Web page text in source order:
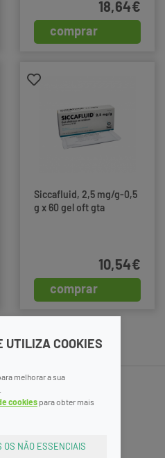
UTILIZA COOKIES
melhorar a sua
cookies para obter mais
OS NÃO ESSENCIAIS
comprar
18,64€
Siccafluid, 2,5 mg/g-0,5
g x 60 gel oft gta
comprar
10,54€